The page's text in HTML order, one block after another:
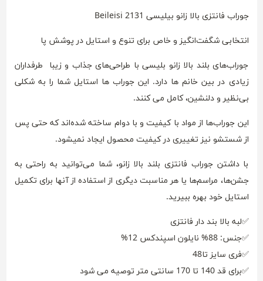
جوراب فانتزی بالا زانو بیلیسی Beileisi 2131
انتخابی شگفت‌انگیز و خاص برای تنوع و استایل در پوشش پا
جوراب‌های بلند بالا زانو بلیسی با طراحی‌های جذاب و زیبا طرفداران
زیادی در بین خانم ها دارد. این جوراب ها استایل شما را به شکلی
بی‌نظیر و دلنشین، کامل می کنند.
این جوراب‌ها از مواد با کیفیت و با دوام ساخته شده‌اند که حتی پس
از شستشو نیز تغییری در کیفیت محصول ایجاد نمیشود.
با داشتن جوراب فانتزی بلند بالا زانو، شما می‌توانید به راحتی به
جشن‌ها، مراسم‌ها یا هر مناسبت دیگری از استفاده از آنها برای تکمیل
استایل خود بهره ببیرید.
✅لبه بالا بند دار فانتزی
✅جنس: 88% نایلون اسپندکس 12%
✅فری سایز تا48
✅برای قد 140 تا 170 سانتی متر توصیه می شود